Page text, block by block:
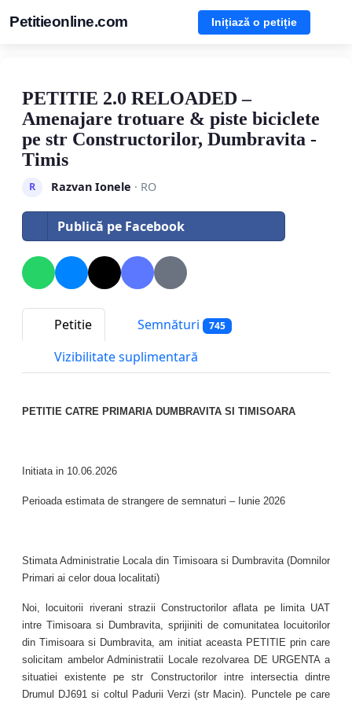
Petitieonline.com Inițiază o petiție
PETITIE 2.0 RELOADED –
Amenajare trotuare & piste biciclete
pe str Constructorilor, Dumbravita -
Timis
R Razvan Ionele · RO
Publică pe Facebook
Petitie Semnături 745
Vizibilitate suplimentară
PETITIE CATRE PRIMARIA DUMBRAVITA SI TIMISOARA
Initiata in 10.06.2026
Perioada estimata de strangere de semnaturi – Iunie 2026
Stimata Administratie Locala din Timisoara si Dumbravita (Domnilor
Primari ai celor doua localitati)
Noi, locuitorii riverani strazii Constructorilor aflata pe limita UAT
intre Timisoara si Dumbravita, sprijiniti de comunitatea locuitorilor
din Timisoara si Dumbravita, am initiat aceasta PETITIE prin care
solicitam ambelor Administratii Locale rezolvarea DE URGENTA a
situatiei existente pe str Constructorilor intre intersectia dintre
Drumul DJ691 si coltul Padurii Verzi (str Macin). Punctele pe care